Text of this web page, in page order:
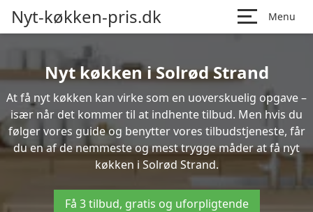
Nyt-køkken-pris.dk Menu
Nyt køkken i Solrød Strand
At få nyt køkken kan virke som en uoverskuelig opgave –
især når det kommer til at indhente tilbud. Men hvis du
følger vores guide og benytter vores tilbudstjeneste, får
du en af de nemmeste og mest trygge måder at få nyt
køkken i Solrød Strand.
Få 3 tilbud, gratis og uforpligtende